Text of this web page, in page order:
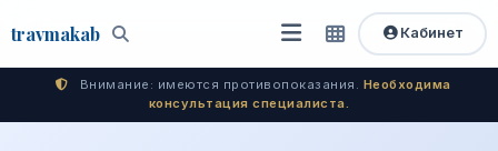
travmakab Поиск
Открыть
меню
Быстрый
доступ
Кабинет
Внимание: имеются противопоказания. Необходима
консультация специалиста.